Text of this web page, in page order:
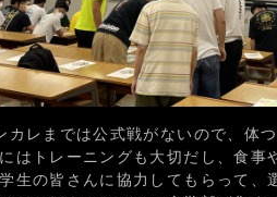
カレまでは公式戦がないので、体
はトレーニングも大切だし、食事
生の皆さんに協力してもらって、